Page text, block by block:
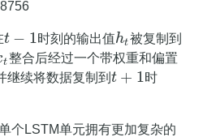
t − 1
t−1 时刻的输出值ht
ht 被复制到
t
t 整合后经过一个带权重和偏置
继续将数据复制到 t + 1
t+1
时
个LSTM单元拥有更加复杂的